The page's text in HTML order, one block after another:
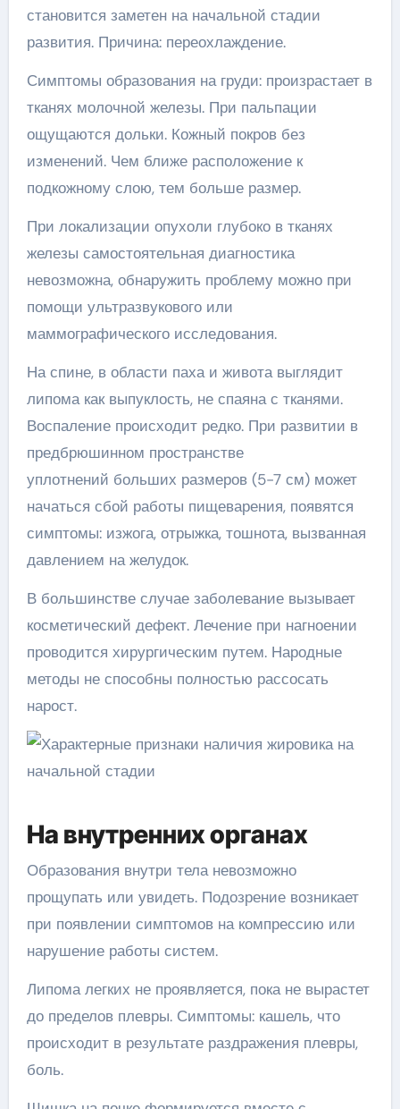
становится заметен на начальной стадии
развития. Причина: переохлаждение.
Симптомы образования на груди: произрастает в
тканях молочной железы. При пальпации
ощущаются дольки. Кожный покров без
изменений. Чем ближе расположение к
подкожному слою, тем больше размер.
При локализации опухоли глубоко в тканях
железы самостоятельная диагностика
невозможна, обнаружить проблему можно при
помощи ультразвукового или
маммографического исследования.
На спине, в области паха и живота выглядит
липома как выпуклость, не спаяна с тканями.
Воспаление происходит редко. При развитии в
предбрюшинном пространстве
уплотнений больших размеров (5-7 см) может
начаться сбой работы пищеварения, появятся
симптомы: изжога, отрыжка, тошнота, вызванная
давлением на желудок.
В большинстве случае заболевание вызывает
косметический дефект. Лечение при нагноении
проводится хирургическим путем. Народные
методы не способны полностью рассосать
нарост.
На внутренних органах
Образования внутри тела невозможно
прощупать или увидеть. Подозрение возникает
при появлении симптомов на компрессию или
нарушение работы систем.
Липома легких не проявляется, пока не вырастет
до пределов плевры. Симптомы: кашель, что
происходит в результате раздражения плевры,
боль.